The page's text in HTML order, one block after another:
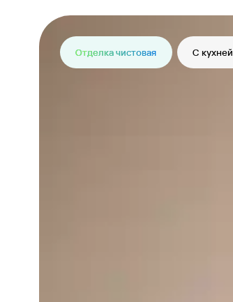
Отделка чистовая С кухней